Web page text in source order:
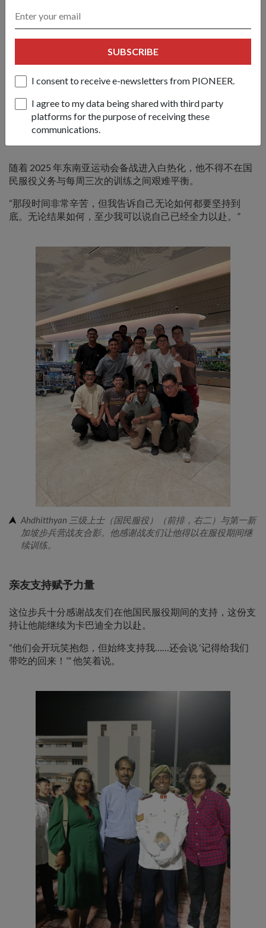
SUBSCRIBE
I consent to receive e-newsletters from PIONEER.
I agree to my data being shared with third party
platforms for the purpose of receiving these
communications.
2025 年 9 月，Ahdhitthyan 三级上士（国民服役）（背景，
身穿 9 号队服）参加东南亚运动会预备赛。
随着 2025 年东南亚运动会备战进入白热化，他不得不在国
民服役义务与每周三次的训练之间艰难平衡。
“那段时间非常辛苦，但我告诉自己无论如何都要坚持到
底。无论结果如何，至少我可以说自己已经全力以赴。”
Ahdhitthyan 三级上士（国民服役）（前排，右二）与第一新
加坡步兵营战友合影。他感谢战友们让他得以在服役期间继
续训练。
亲友支持赋予力量
这位步兵十分感谢战友们在他国民服役期间的支持，这份支
持让他能继续为卡巴迪全力以赴。
“他们会开玩笑抱怨，但始终支持我……还会说 ‘记得给我们
带吃的回来！’” 他笑着说。